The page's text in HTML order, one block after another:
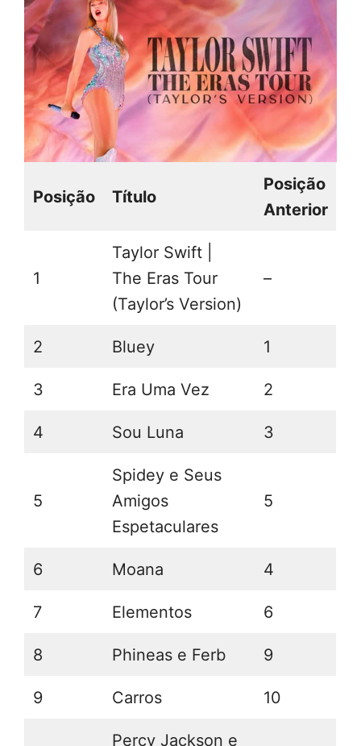
Posição Título
Posição
Anterior
1
Taylor Swift |
The Eras Tour
(Taylor’s Version)
–
2 Bluey 1
3 Era Uma Vez 2
4 Sou Luna 3
5
Spidey e Seus
Amigos
Espetaculares
5
6 Moana 4
7 Elementos 6
8 Phineas e Ferb 9
9 Carros 10
Percy Jackson e